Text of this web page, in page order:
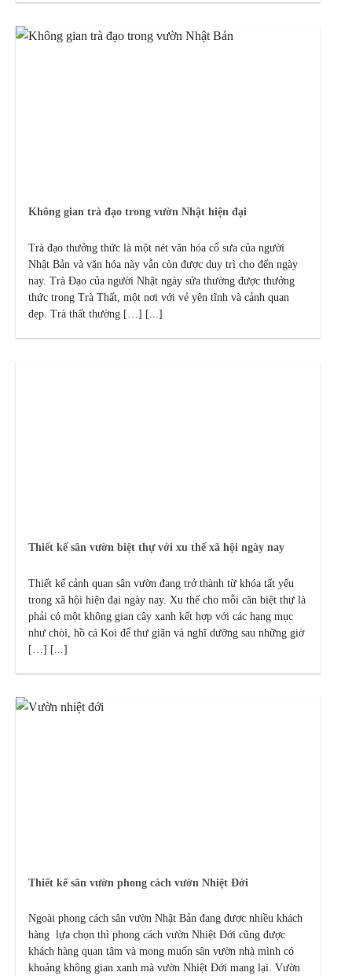
Không gian trà đạo trong vườn Nhật hiện đại
Trà đạo thưởng thức là một nét văn hóa cổ sưa của người
Nhật Bản và văn hóa này vẫn còn được duy trì cho đến ngày
nay. Trà Đạo của người Nhật ngày sửa thường được thưởng
thức trong Trà Thất, một nơi với vẻ yên tĩnh và cảnh quan
đẹp. Trà thất thường […] [...]
Thiết kế sân vườn biệt thự với xu thế xã hội ngày nay
Thiết kế cảnh quan sân vườn đang trở thành từ khóa tất yếu
trong xã hội hiện đại ngày nay. Xu thế cho mỗi căn biệt thự là
phải có một không gian cây xanh kết hợp với các hạng mục
như chòi, hồ cá Koi để thư giãn và nghĩ dưỡng sau những giờ
[…] [...]
Thiết kế sân vườn phong cách vườn Nhiệt Đới
Ngoài phong cách sân vườn Nhật Bản đang được nhiều khách
hàng lựa chọn thì phong cách vườn Nhiệt Đới cũng được
khách hàng quan tâm và mong muốn sân vườn nhà mình có
khoảng không gian xanh mà vườn Nhiệt Đới mang lại. Vườn